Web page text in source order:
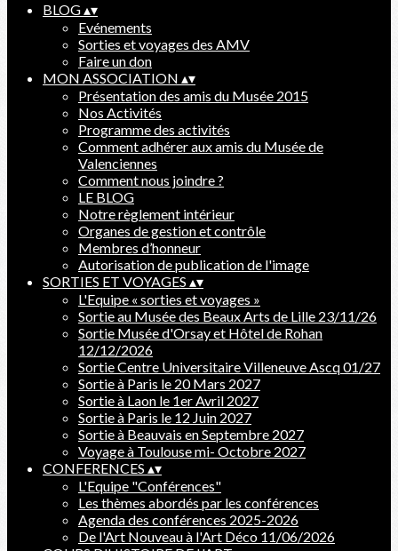
BLOG▴▾
Evénements
Sorties et voyages des AMV
Faire un don
MON ASSOCIATION ▴▾
Présentation des amis du Musée 2015
Nos Activités
Programme des activités
Comment adhérer aux amis du Musée de
Valenciennes
Comment nous joindre ?
LE BLOG
Notre règlement intérieur
Organes de gestion et contrôle
Membres d’honneur
Autorisation de publication de l'image
SORTIES ET VOYAGES ▴▾
L'Equipe « sorties et voyages »
Sortie au Musée des Beaux Arts de Lille 23/11/26
Sortie Musée d'Orsay et Hôtel de Rohan
12/12/2026
Sortie Centre Universitaire Villeneuve Ascq 01/27
Sortie à Paris le 20 Mars 2027
Sortie à Laon le 1er Avril 2027
Sortie à Paris le 12 Juin 2027
Sortie à Beauvais en Septembre 2027
Voyage à Toulouse mi- Octobre 2027
CONFERENCES ▴▾
L'Equipe "Conférences"
Les thèmes abordés par les conférences
Agenda des conférences 2025-2026
De l'Art Nouveau à l'Art Déco 11/06/2026